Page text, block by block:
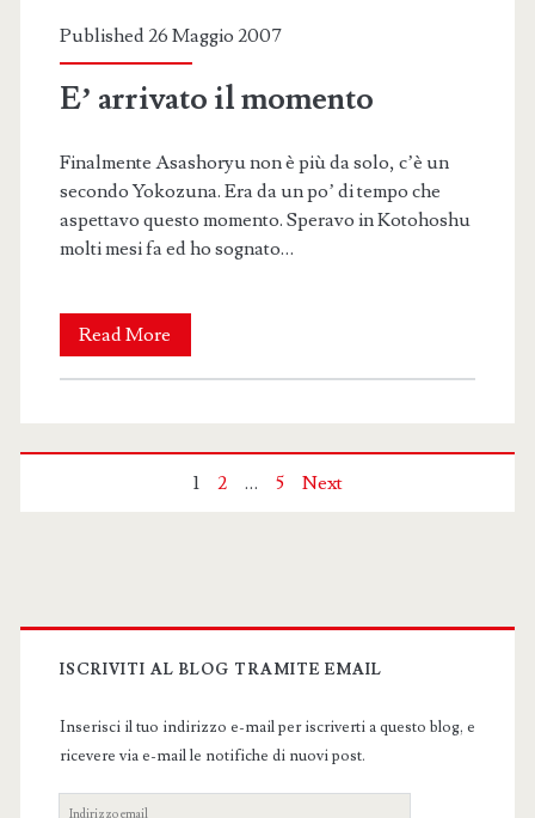
Published 26 Maggio 2007
E’ arrivato il momento
Finalmente Asashoryu non è più da solo, c’è un
secondo Yokozuna. Era da un po’ di tempo che
aspettavo questo momento. Speravo in Kotohoshu
molti mesi fa ed ho sognato…
Read More
arrivato
Paginazione
1 2 … 5 Next
Primary
Sidebar
ISCRIVITI AL BLOG TRAMITE EMAIL
Inserisci il tuo indirizzo e-mail per iscriverti a questo blog, e
ricevere via e-mail le notifiche di nuovi post.
Indirizzo